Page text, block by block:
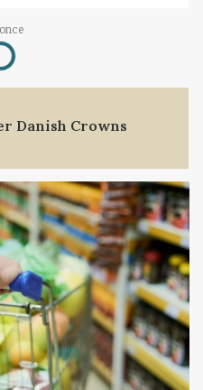
Danish Crowns